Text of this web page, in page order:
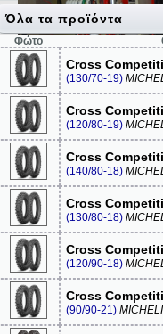
Όλα τα προϊόντα
Φώτο
Cross
(130/70-19)
Cross
(120/80-19)
Cross
(140/80-18)
Cross
(130/80-18)
Cross
(120/90-18)
Cross
(90/90-21)